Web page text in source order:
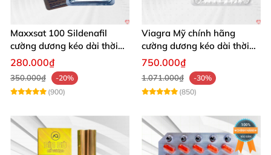
Maxxsat 100 Sildenafil
cường dương kéo dài thời
gian cho nam
280.000₫
350.000₫
-20%
(900)
Viagra Mỹ chính hãng
cường dương kéo dài thời
gian nhập khẩu
750.000₫
1.071.000₫
-30%
(850)